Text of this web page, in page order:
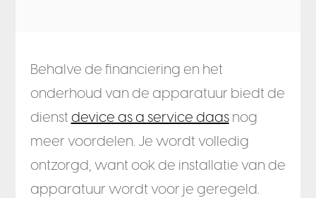
Behalve de financiering en het
onderhoud van de apparatuur biedt de
dienst device as a service daasnog
meer voordelen. Je wordt volledig
ontzorgd, want ook de installatie van de
apparatuur wordt voor je geregeld.